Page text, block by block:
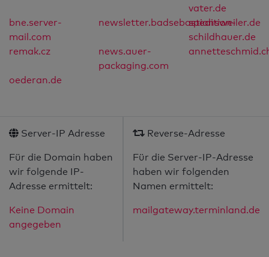
vater.de
bne.server-
mail.com
newsletter.badsebastiansweiler.de
spedition-
schildhauer.de
remak.cz
news.auer-
packaging.com
oederan.de
Server-IP Adresse
Für die Domain haben
wir folgende IP-
Adresse ermittelt:
Keine Domain
angegeben
Reverse-Adresse
Für die Server-IP-Adresse
haben wir folgenden
Namen ermittelt:
mailgateway.terminland.de